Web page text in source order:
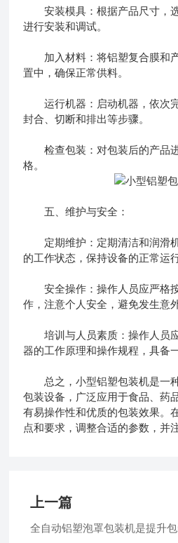
安装模具：根据产品尺寸，
进行安装和调试。
加入材料：将铝塑复合膜和
置中，确保正常供料。
运行机器：启动机器，依次完
封合、切断和排出等步骤。
检查包装：对包装后的产品
格。
五、维护与安全：
定期维护：定期清洁和润滑
的工作状态，保持设备的正常运行
安全操作：操作人员应严格
作，注意个人安全，避免发生意
培训与人员素质：操作人员
器的工作原理和操作规程，具备
总之，小型铝塑包装机是一
包装设备，广泛应用于食品、药
有易操作性和优质的包装效果。
点和要求，调整合适的参数，并
上一篇
全自动铝塑泡罩包装机是提升